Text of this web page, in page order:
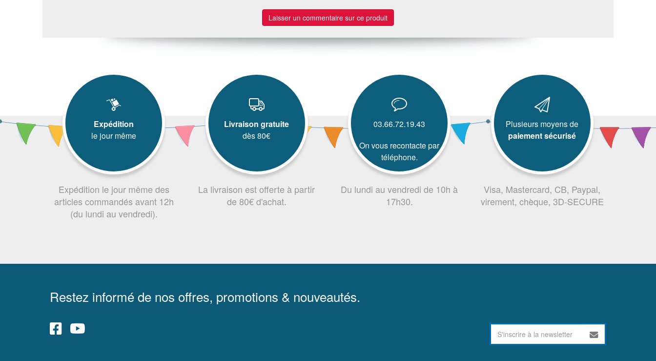
Laisser un commentaire sur ce produit
Expédition
le jour même
Expédition le jour même des
articles commandés avant 12h
(du lundi au vendredi).
Livraison gratuite
dès 80€
La livraison est offerte à partir
de 80€ d'achat.
03.66.72.19.43
On vous recontacte par
téléphone.
Du lundi au vendredi de 10h à
17h30.
Plusieurs moyens de
paiement sécurisé
Visa, Mastercard, CB, Paypal,
virement, chèque, 3D-SECURE
Restez informé de nos offres, promotions & nouveautés.